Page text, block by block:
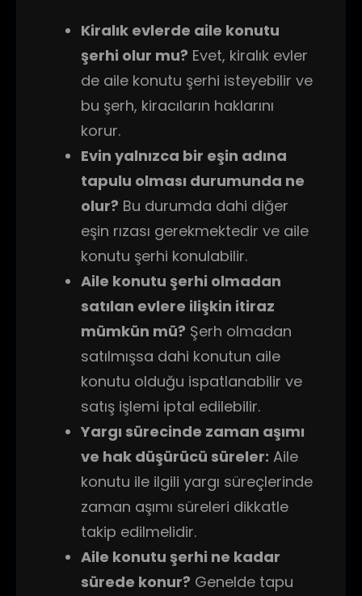
Kiralık evlerde aile konutu
şerhi olur mu? Evet, kiralık evler
de aile konutu şerhi isteyebilir ve
bu şerh, kiracıların haklarını
korur.
Evin yalnızca bir eşin adına
tapulu olması durumunda ne
olur? Bu durumda dahi diğer
eşin rızası gerekmektedir ve aile
konutu şerhi konulabilir.
Aile konutu şerhi olmadan
satılan evlere ilişkin itiraz
mümkün mü? Şerh olmadan
satılmışsa dahi konutun aile
konutu olduğu ispatlanabilir ve
satış işlemi iptal edilebilir.
Yargı sürecinde zaman aşımı
ve hak düşürücü süreler: Aile
konutu ile ilgili yargı süreçlerinde
zaman aşımı süreleri dikkatle
takip edilmelidir.
Aile konutu şerhi ne kadar
sürede konur? Genelde tapu